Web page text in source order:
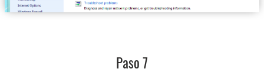
Paso 7